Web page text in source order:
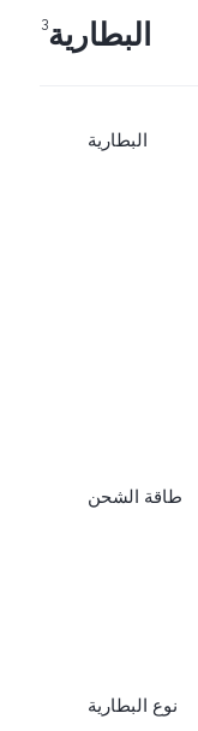
البطارية3
البطارية
طاقة الشحن
نوع البطارية